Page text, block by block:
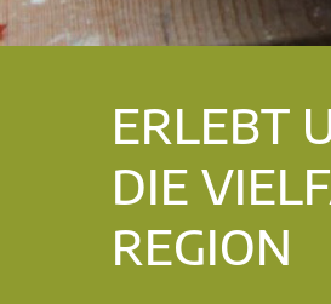
ERLEBT
DIE
REGION